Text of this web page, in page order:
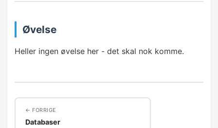
OR
Øvelse
Heller ingen øvelse her - det skal nok komme.
FORRIGE
Databaser